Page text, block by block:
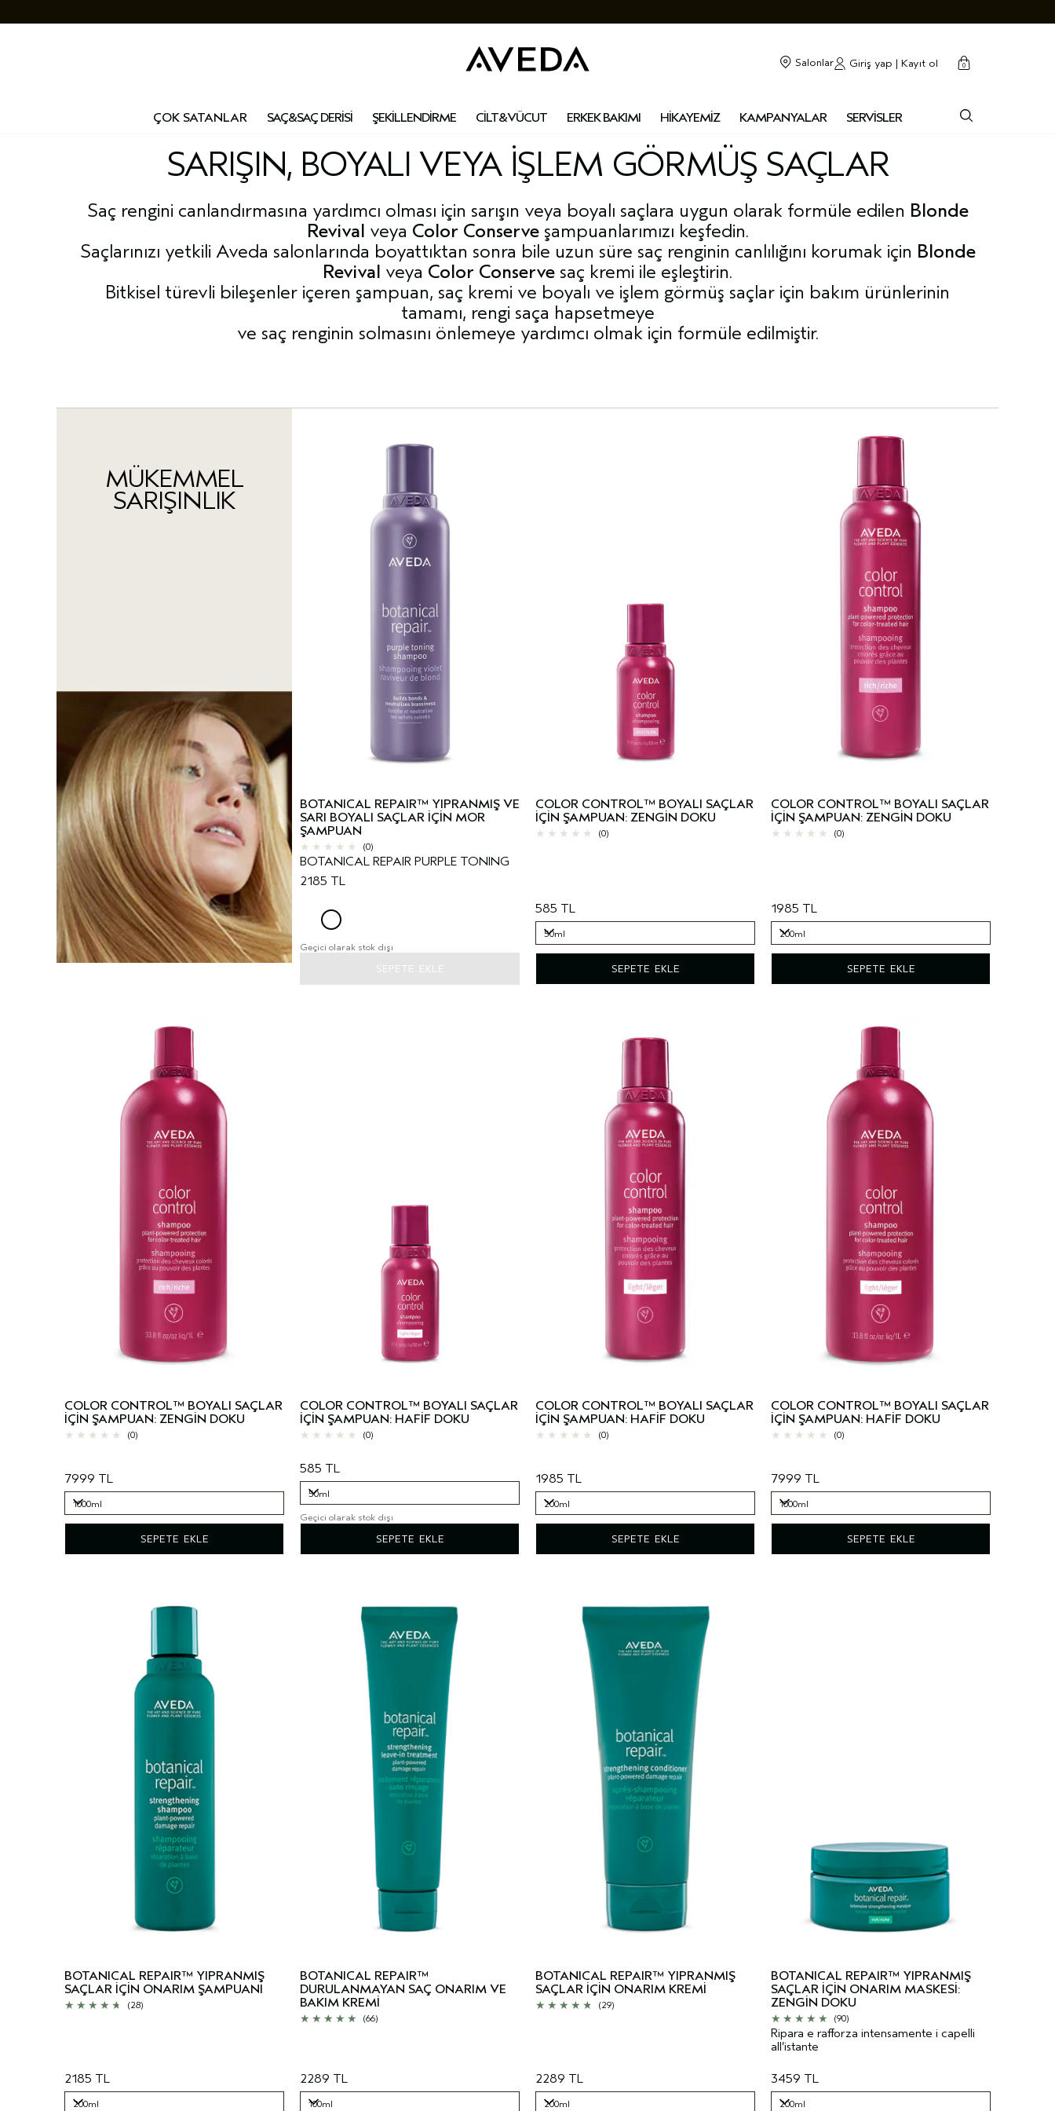
Salonlar Giriş yap | Kayıt ol cart
0
kapalı
ÇOK SATANLAR SAÇ&SAÇ DERİSİ ŞEKİLLENDİRME CİLT&VÜCUT ERKEK BAKIMI HİKAYEMİZ KAMPANYALAR SERVİSLER
SARIŞIN, BOYALI VEYA İŞLEM GÖRMÜŞ SAÇLAR
Saç rengini canlandırmasına yardımcı olması için sarışın veya boyalı saçlara uygun olarak formüle edilen Blonde
Revival veya Color Conserveşampuanlarımızı keşfedin.
Saçlarınızı yetkili Aveda salonlarında boyattıktan sonra bile uzun süre saç renginin canlılığını korumak için Blonde
Revival veya Color Conserve saç kremi ile eşleştirin.
Bitkisel türevli bileşenler içeren şampuan, saç kremi ve boyalı ve işlem görmüş saçlar için bakım ürünlerinin
tamamı, rengi saça hapsetmeye
ve saç renginin solmasını önlemeye yardımcı olmak için formüle edilmiştir.
MÜKEMMEL
SARIŞINLIK
BOTANICAL REPAIR™ YIPRANMIŞ VE
SARI BOYALI SAÇLAR İÇİN MOR
ŞAMPUAN
(0)
BOTANICAL REPAIR PURPLE TONING
2185 TL
Geçici olarak stok dışı
SEPETE EKLE
COLOR CONTROL™ BOYALI SAÇLAR
İÇİN ŞAMPUAN: ZENGİN DOKU
(0)
585 TL
50ml
SEPETE EKLE
COLOR CONTROL™ BOYALI SAÇLAR
İÇİN ŞAMPUAN: ZENGİN DOKU
(0)
1985 TL
200ml
SEPETE EKLE
COLOR CONTROL™ BOYALI SAÇLAR
İÇİN ŞAMPUAN: ZENGİN DOKU
(0)
7999 TL
1000ml
SEPETE EKLE
COLOR CONTROL™ BOYALI SAÇLAR
İÇİN ŞAMPUAN: HAFİF DOKU
(0)
585 TL
50ml
50ml
Geçici olarak stok dışı
SEPETE EKLE
COLOR CONTROL™ BOYALI SAÇLAR
İÇİN ŞAMPUAN: HAFİF DOKU
(0)
1985 TL
200ml
SEPETE EKLE
COLOR CONTROL™ BOYALI SAÇLAR
İÇİN ŞAMPUAN: HAFİF DOKU
(0)
7999 TL
1000ml
SEPETE EKLE
BOTANICAL REPAIR™ YIPRANMIŞ
SAÇLAR İÇİN ONARIM ŞAMPUANI
(28)
2185 TL
200ml
BOTANICAL REPAIR™
DURULANMAYAN SAÇ ONARIM VE
BAKIM KREMİ
(66)
2289 TL
100ml
BOTANICAL REPAIR™ YIPRANMIŞ
SAÇLAR İÇİN ONARIM KREMİ
(29)
2289 TL
200ml
BOTANICAL REPAIR™ YIPRANMIŞ
SAÇLAR İÇİN ONARIM MASKESİ:
ZENGİN DOKU
(90)
Ripara e rafforza intensamente i capelli
all’istante
3459 TL
200ml